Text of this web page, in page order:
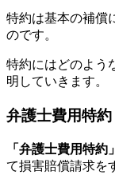
特約は基本の補償
のです。
特約にはどのよう
明していきます。
弁護士費用特約
「弁護士費用特約」
て損害賠償請求を